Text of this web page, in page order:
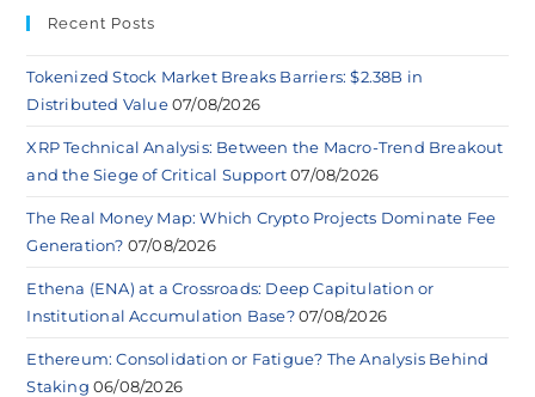
Recent Posts
Tokenized Stock Market Breaks Barriers: $2.38B in
Distributed Value 07/08/2026
XRP Technical Analysis: Between the Macro-Trend Breakout
and the Siege of Critical Support 07/08/2026
The Real Money Map: Which Crypto Projects Dominate Fee
Generation? 07/08/2026
Ethena (ENA) at a Crossroads: Deep Capitulation or
Institutional Accumulation Base? 07/08/2026
Ethereum: Consolidation or Fatigue? The Analysis Behind
Staking 06/08/2026